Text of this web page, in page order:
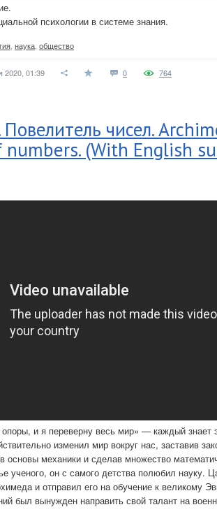
психологии в системе знания.
наука общество
2020, 01:39 0 764
чисел.
numbers. (With English
опоры, и я переверну весь мир» — каждый
изменил мир вокруг нас, заставив
основы механики и сделав множество
ученого, он с самого детства полюбил науку.
и отправил его на обучение к великому
был вынужден направить свой талант на